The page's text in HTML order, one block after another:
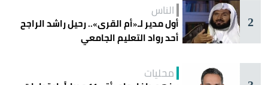
2
الناس
أول مدير لـ«أم القرى».. رحيل راشد الراجح
أحد رواد التعليم الجامعي
محليات